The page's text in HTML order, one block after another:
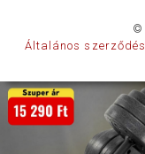
©
Általános